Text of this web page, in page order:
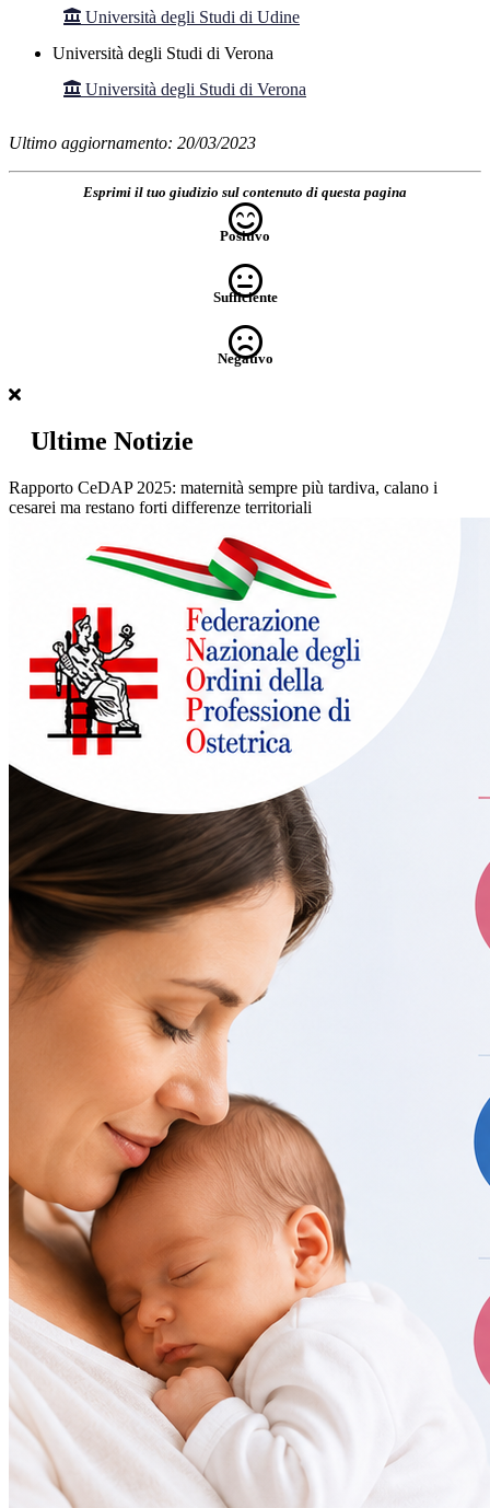
Università degli Studi di Udine
Università degli Studi di Verona
Università degli Studi di Verona
Ultimo aggiornamento: 20/03/2023
Esprimi il tuo giudizio sul contenuto di questa pagina
Positivo
Sufficiente
Negativo
Ultime Notizie
Rapporto CeDAP 2025: maternità sempre più tardiva, calano i
cesarei ma restano forti differenze territoriali